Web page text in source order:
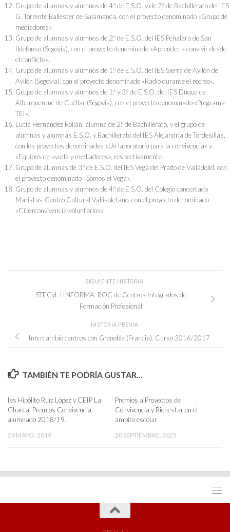
Grupo de alumnas y alumnos de 4.º de E.S.O. y de 2.º de Bachillerato del IES
G. Torrente Ballester de Salamanca, con el proyecto denominado «Grupo de
mediadores».
Grupo de alumnas y alumnos de 2.º de E.S.O. del IES Peñalara de San
Ildefonso (Segovia), con el proyecto denominado «Aprender a convivir desde
el conflicto».
Grupo de alumnas y alumnos de 1.º de E.S.O. del IES Sierra de Ayllón de
Ayllón (Segovia), con el proyecto denominado «Radio durante el recreo».
Grupo de alumnas y alumnos de 1.º y 3.º de E.S.O. del IES Duque de
Alburquerque de Cuéllar (Segovia), con el proyecto denominado «Programa
TEI».
Lucía Hernández Rollán, alumna de 2.º de Bachillerato, y el grupo de
alumnas y alumnas E.S.O. y Bachillerato del IES Alejandría de Tordesillas,
con los proyectos denominados «Un laboratorio para la convivencia» y
«Equipos de ayuda y mediadores», respectivamente.
Grupo de alumnas de 3.º de E.S.O. del IES Vega del Prado de Valladolid, con
el proyecto denominado «Somos el Vega».
Grupo de alumnas y alumnos de 4.º de E.S.O. del Colegio concertado
Maristas-Centro Cultural Vallisoletano, con el proyecto denominado
«Ciberconvivencia-voluntarios».
SIGUIENTE HISTORIA
STECyL-i INFORMA. ROC de Centros Integrados de
Formación Profesional
HISTORIA PREVIA
Intercambio centros con Grenoble (Francia). Curso 2016/2017
TAMBIÉN TE PODRÍA GUSTAR...
Ies Hipólito Ruíz López y CEIP La
Charca, Premios Convivencia
alumnado 2018/19.
29 MAYO, 2019
Premios a Proyectos de
Convivencia y Bienestar en el
ámbito escolar
20 SEPTIEMBRE, 2025